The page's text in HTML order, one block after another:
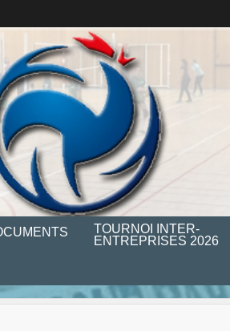
TOURNOI INTER-
ENTREPRISES 2026